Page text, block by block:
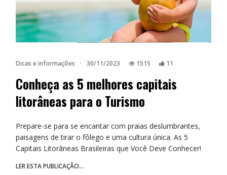
Dicas e informações · 30/11/2023 1515 11
Conheça as 5 melhores capitais
litorâneas para o Turismo
Prepare-se para se encantar com praias deslumbrantes,
paisagens de tirar o fôlego e uma cultura única. As 5
Capitais Litorâneas Brasileiras que Você Deve Conhecer!
LER ESTA PUBLICAÇÃO...